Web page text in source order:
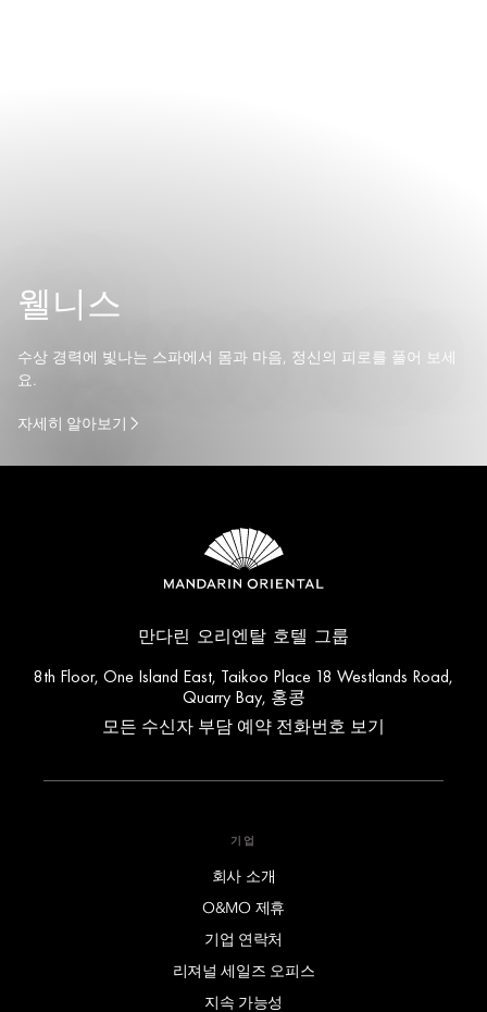
웰니스
수상 경력에 빛나는 스파에서 몸과 마음, 정신의 피로를 풀어 보세
요.
자세히 알아보기
만다린 오리엔탈 호텔 그룹
8th Floor, One Island East, Taikoo Place 18 Westlands Road,
Quarry Bay, 홍콩
모든 수신자 부담 예약 전화번호 보기
기업
회사 소개
O&MO 제휴
기업 연락처
리져널 세일즈 오피스
지속 가능성